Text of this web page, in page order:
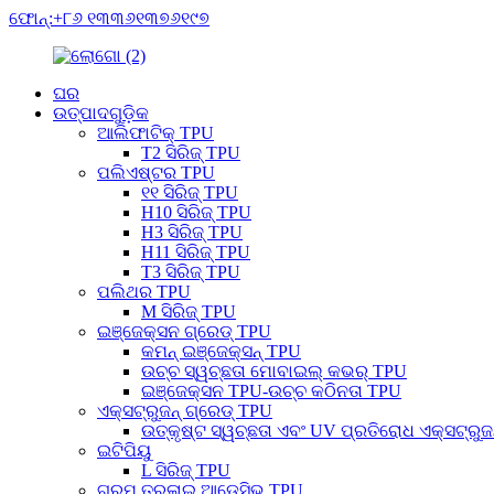
ଫୋନ୍:+୮୬ ୧୩୩୬୧୩୭୬୧୯୭
ଘର
ଉତ୍ପାଦଗୁଡ଼ିକ
ଆଲିଫାଟିକ୍ TPU
T2 ସିରିଜ୍ TPU
ପଲିଏଷ୍ଟର TPU
୧୧ ସିରିଜ୍ TPU
H10 ସିରିଜ୍ TPU
H3 ସିରିଜ୍ TPU
H11 ସିରିଜ୍ TPU
T3 ସିରିଜ୍ TPU
ପଲିଥର TPU
M ସିରିଜ୍ TPU
ଇଞ୍ଜେକ୍ସନ ଗ୍ରେଡ୍ TPU
କମନ୍ ଇଞ୍ଜେକ୍ସନ୍ TPU
ଉଚ୍ଚ ସ୍ୱଚ୍ଛତା ମୋବାଇଲ୍ କଭର୍ TPU
ଇଞ୍ଜେକ୍ସନ TPU-ଉଚ୍ଚ କଠିନତା TPU
ଏକ୍ସଟ୍ରୁଜନ୍ ଗ୍ରେଡ୍ TPU
ଉତ୍କୃଷ୍ଟ ସ୍ୱଚ୍ଛତା ଏବଂ UV ପ୍ରତିରୋଧ
ଇଟିପିୟୁ
L ସିରିଜ୍ TPU
ଗରମ ତରଳାଇ ଆଡେସିଭ୍ TPU